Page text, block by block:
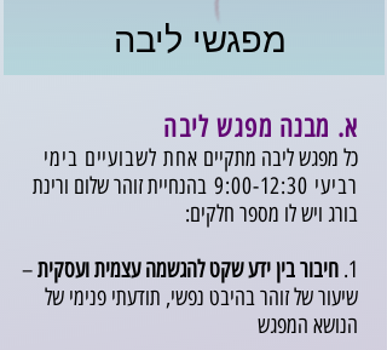
מפגשי ליבה
א. מבנה מפגש ליבה
כל מפגש ליבה מתקיים אחת לשבועיים בימי
רביעי 9:00-12:30
בהנחיית זוהר שלום ורינת
בורג ויש לו מספר חלקים:
1. חיבור בין ידע שקט להגשמה עצמית ועסקית–
שיעור של זוהר בהיבט נפשי, תודעתי פנימי של
הנושא המפגש